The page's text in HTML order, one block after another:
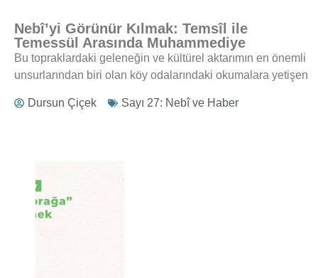
Nebî’yi Görünür Kılmak: Temsîl ile
Temessül Arasında Muhammediye
Bu topraklardaki geleneğin ve kültürel aktarımın en önemli
unsurlarından biri olan köy odalarındaki okumalara yetişen
Dursun Çiçek Sayı 27: Nebî ve Haber